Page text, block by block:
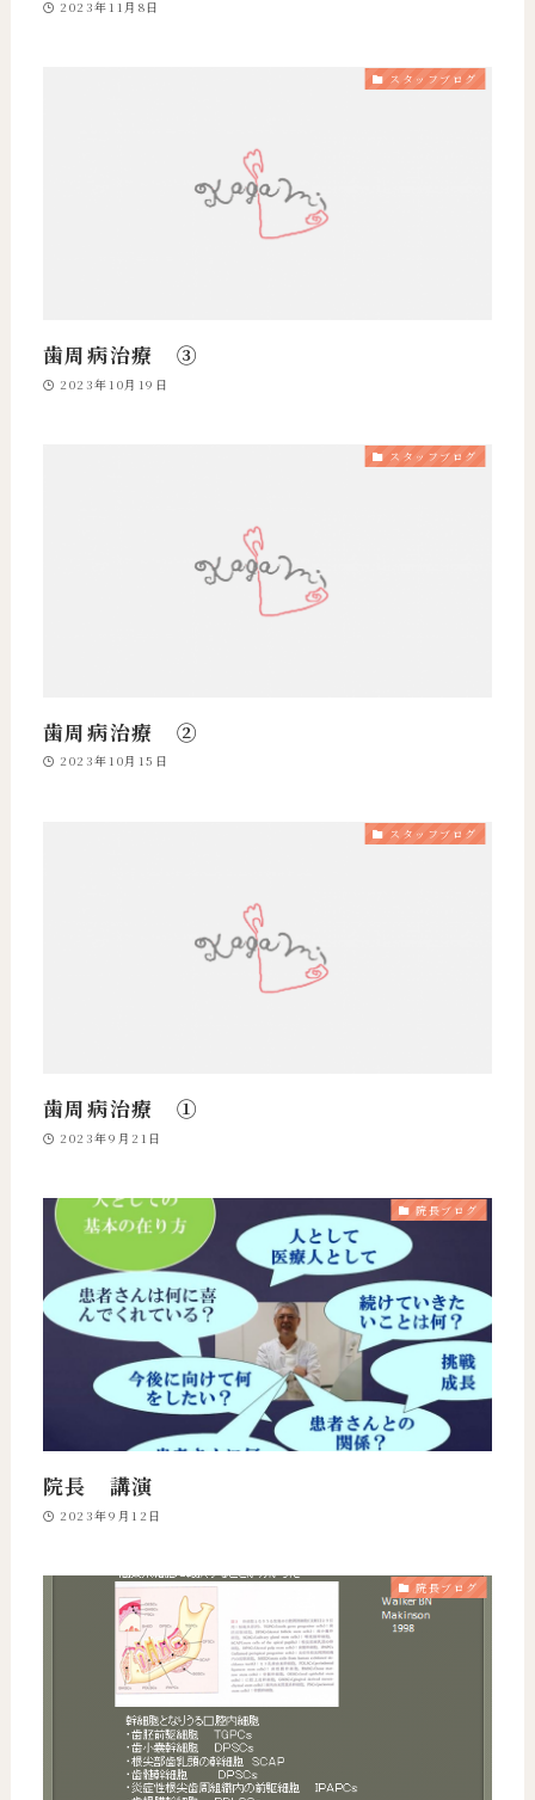
2023年11月8日
スタッフブログ
歯周病治療 ③
2023年10月19日
スタッフブログ
歯周病治療 ②
2023年10月15日
スタッフブログ
歯周病治療 ①
2023年9月21日
院長ブログ
院長 講演
2023年9月12日
院長ブログ